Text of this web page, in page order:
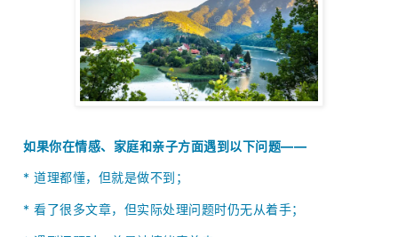
如果你在情感、家庭和亲子方面遇到以下问题——
* 道理都懂，但就是做不到；
* 看了很多文章，但实际处理问题时仍无从着手；